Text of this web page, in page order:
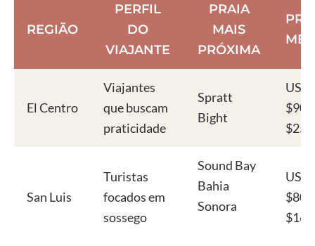
REGIÃO
PERFIL
DO
VIAJANTE
PRAIA
MAIS
PRÓXIMA
El Centro
Viajantes
que buscam
praticidade
Spratt
Bight
USD
$90 a
$250
San Luis
Turistas
focados em
sossego
Sound Bay
Bahia
Sonora
USD
$80 a
$160